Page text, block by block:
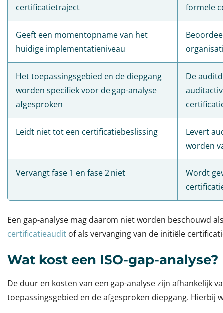
certificatietraject
formele
Geeft een momentopname van het
huidige implementatieniveau
Het toepassingsgebied en de diepgang
worden specifiek voor de gap-analyse
afgesproken
De
Leidt niet tot een certificatiebeslissing
Levert
worden
Vervangt fase 1 en fase 2 niet
Wordt
Een gap-analyse mag daarom niet worden beschouwd
certificatieaudit of als vervanging van de initiële
Wat kost een ISO-gap-analyse?
De duur en kosten van een gap-analyse zijn afhankelijk
toepassingsgebied en de afgesproken diepgang. Hierbij